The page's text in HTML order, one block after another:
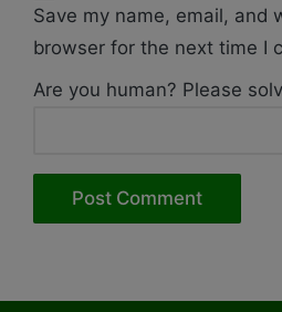
Save my name, email, and
browser for the next time I
Are you human? Please